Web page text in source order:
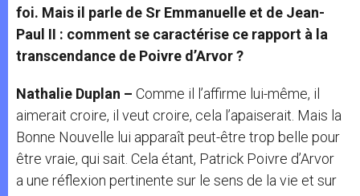
foi. Mais il parle de Sr Emmanuelle et de Jean-
Paul II : comment se caractérise ce rapport à la
transcendance de Poivre d’Arvor ?
Nathalie Duplan – Comme il l’affirme lui-même, il
aimerait croire, il veut croire, cela l’apaiserait. Mais la
Bonne Nouvelle lui apparaît peut-être trop belle pour
être vraie, qui sait. Cela étant, Patrick Poivre d’Arvor
a une réflexion pertinente sur le sens de la vie et sur